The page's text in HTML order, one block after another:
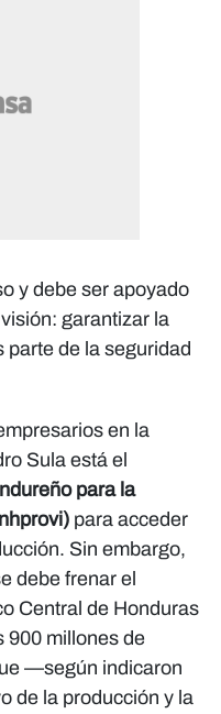
y debe ser apoyado
garantizar la
parte de la seguridad
en la
Sula está el
para la
para acceder
Sin embargo,
debe frenar el
Central de Honduras
900 millones de
—según indicaron
de la producción y la